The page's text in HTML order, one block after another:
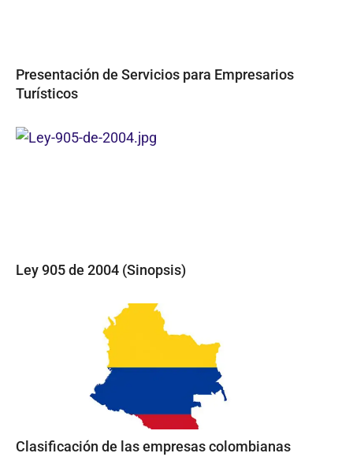
Presentación de Servicios para Empresarios
Turísticos
Ley 905 de 2004 (Sinopsis)
Clasificación de las empresas colombianas